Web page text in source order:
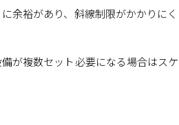
余裕があり、斜線制限がかかりにく
が複数セット必要になる場合はスケ